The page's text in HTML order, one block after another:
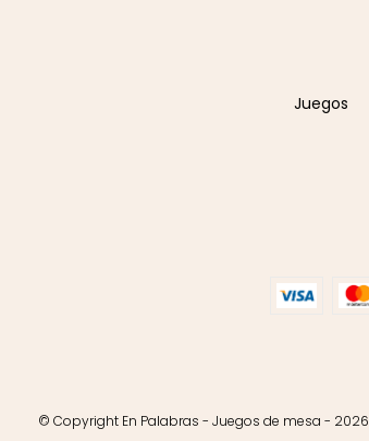
Juegos
© Copyright En Palabras - Juegos de mesa - 2026